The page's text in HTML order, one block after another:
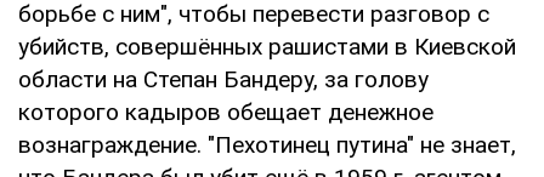
борьбе с ним", чтобы перевести разговор с
убийств, совершённых рашистами в Киевской
области на Степан Бандеру, за голову
которого кадыров обещает денежное
вознаграждение. "Пехотинец путина" не знает,